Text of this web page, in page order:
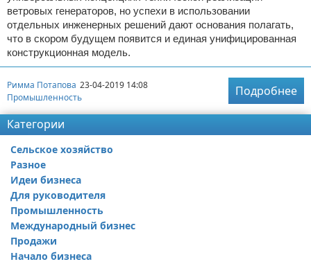
ветровых генераторов, но успехи в использовании
отдельных инженерных решений дают основания полагать,
что в скором будущем появится и единая унифицированная
конструкционная модель.
Римма Потапова 23-04-2019 14:08
Промышленность
Подробнее
Категории
Сельское хозяйство
Разное
Идеи бизнеса
Для руководителя
Промышленность
Международный бизнес
Продажи
Начало бизнеса